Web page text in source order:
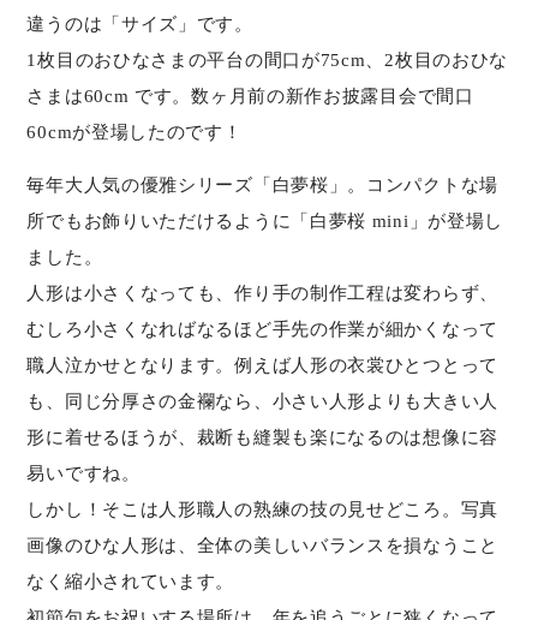
違うのは「サイズ」です。
1枚目のおひなさまの平台の間口が75cm、2枚目のおひな
さまは60cm です。数ヶ月前の新作お披露目会で間口
60cmが登場したのです！
毎年大人気の優雅シリーズ「白夢桜」。コンパクトな場
所でもお飾りいただけるように「白夢桜 mini」が登場し
ました。
人形は小さくなっても、作り手の制作工程は変わらず、
むしろ小さくなればなるほど手先の作業が細かくなって
職人泣かせとなります。例えば人形の衣裳ひとつとって
も、同じ分厚さの金襴なら、小さい人形よりも大きい人
形に着せるほうが、裁断も縫製も楽になるのは想像に容
易いですね。
しかし！そこは人形職人の熟練の技の見せどころ。写真
画像のひな人形は、全体の美しいバランスを損なうこと
なく縮小されています。